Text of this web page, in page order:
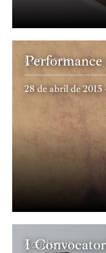
Concierto
Performance
28 de abril de 2015
Academia
I